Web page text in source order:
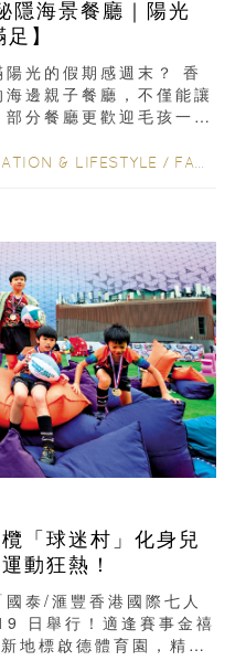
隱海景餐廳｜陽光
】
光的假期感週末？ 香
邊親子餐廳，不僅能讓
分餐廳更歡迎毛孩一同
& LIFESTYLE / FAMILY FUN
「球迷村」化身兒
動狂熱！
泰/滙豐香港國際七人
日舉行！適逢賽事金禧
地標啟德體育園，精彩